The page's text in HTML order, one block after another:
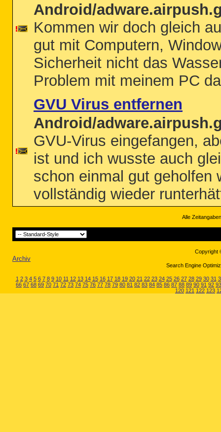
Android/
Kommen wir doch gleich
gut mit Computern,
Sicherheit nicht das
Problem mit meinem PC
GVU Virus entfernen
Android/
GVU-Virus eingefangen,
ist und ich wusste auch
schon einmal gut geholfen
vollständig wieder
Alle
Copyright
Archiv
Search Engine
1 2 3 4 5 6 7 8 9 10 11 12 13 14 15 16 17 18 19 20 21 22 23 24 25 26 27 28 29 30 31
66 67 68 69 70 71 72 73 74 75 76 77 78 79 80 81 82 83 84 85 86 87 88 89 90 91 92 93
120 121 122 123